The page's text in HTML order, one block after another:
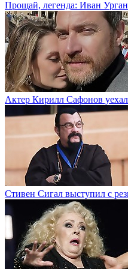
Прощай, легенда: Иван
Актер Кирилл Сафонов
Стивен Сигал выступил с